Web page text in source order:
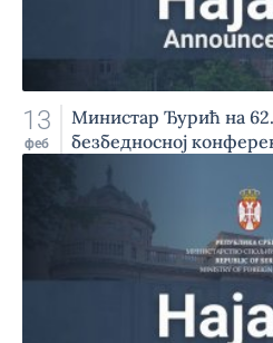
13
феб
Министар Ђурић на
безбедносној